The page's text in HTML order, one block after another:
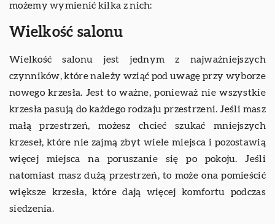
możemy wymienić kilka z nich:
Wielkość salonu
Wielkość salonu jest jednym z najważniejszych
czynników, które należy wziąć pod uwagę przy wyborze
nowego krzesła. Jest to ważne, ponieważ nie wszystkie
krzesła pasują do każdego rodzaju przestrzeni. Jeśli masz
małą przestrzeń, możesz chcieć szukać mniejszych
krzeseł, które nie zajmą zbyt wiele miejsca i pozostawią
więcej miejsca na poruszanie się po pokoju. Jeśli
natomiast masz dużą przestrzeń, to może ona pomieścić
większe krzesła, które dają więcej komfortu podczas
siedzenia.